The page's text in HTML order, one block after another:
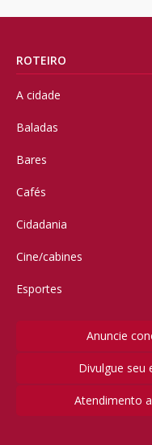
ROTEIRO
A cidade
Baladas
Bares
Cafés
Cidadania
Cine/cabines
Esportes
Anuncie
Divulgue seu
Atendimento